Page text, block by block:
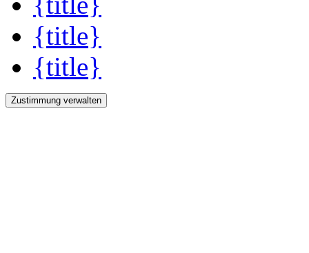
{title}
{title}
Zustimmung verwalten